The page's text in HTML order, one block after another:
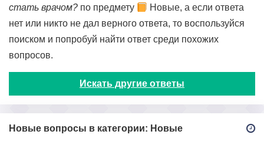
стать врачом? по предмету
Новые, а если ответа
нет или никто не дал верного ответа, то воспользуйся
поиском и попробуй найти ответ среди похожих
вопросов.
Искать другие ответы
Новые вопросы в категории: Новые